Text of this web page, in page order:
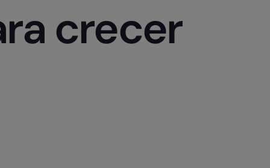
crecer
RR.HH.,